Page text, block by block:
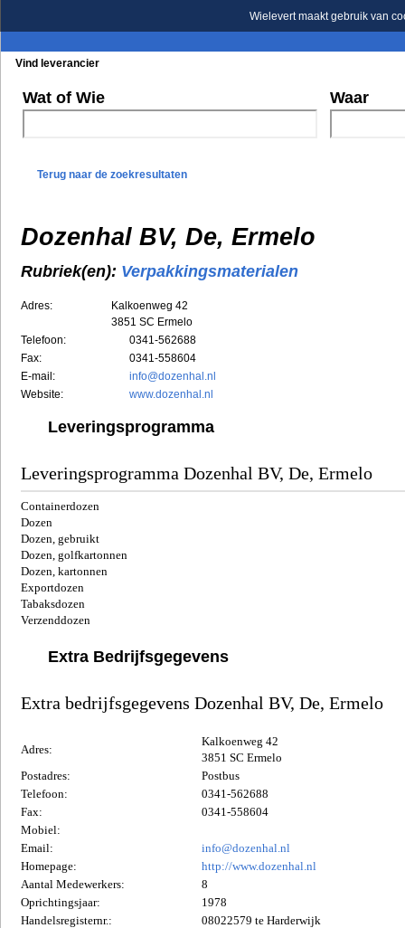
Wielevert maakt gebruik van
Vind leverancier
Wat of Wie Waar
Terug naar de zoekresultaten
Dozenhal BV, De, Ermelo
Rubriek(en): Verpakkingsmaterialen
Adres:
Kalkoenweg 42
3851 SC Ermelo
Telefoon:
0341-562688
Fax:
0341-558604
E-mail:
info@dozenhal.nl
Website:
www.dozenhal.nl
Leveringsprogramma
Leveringsprogramma Dozenhal BV, De, Ermelo
Containerdozen
Dozen
Dozen, gebruikt
Dozen, golfkartonnen
Dozen, kartonnen
Exportdozen
Tabaksdozen
Verzenddozen
Extra Bedrijfsgegevens
Extra bedrijfsgegevens Dozenhal BV, De, Ermelo
Adres:
Kalkoenweg 42
3851 SC Ermelo
Postadres:
Postbus
Telefoon:
0341-562688
Fax:
0341-558604
Mobiel:
Email:
info@dozenhal.nl
Homepage:
http://www.dozenhal.nl
Aantal Medewerkers:
8
Oprichtingsjaar:
1978
Handelsregisternr.:
08022579 te Harderwijk